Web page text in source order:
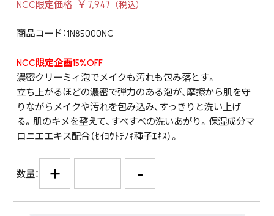
NCC限定価格 ￥7,947
商品コード：1N85000NC
NCC限定企画15%OFF
濃密クリーミィ泡でメイクも汚れも包み落とす。
立ち上がるほどの濃密で弾力のある泡が、摩擦から肌を守
りながらメイクや汚れを包み込み、すっきりと洗い上げ
る。肌のキメを整えて、すべすべの洗いあがり。保湿成分マ
ロニエエキス配合（ｾｲﾖｳﾄﾁﾉｷ種子ｴｷｽ）。
数量： + -